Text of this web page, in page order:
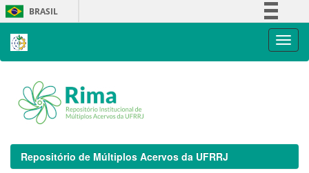
Skip
navigation
BRASIL
Repositório de Múltiplos Acervos da UFRRJ